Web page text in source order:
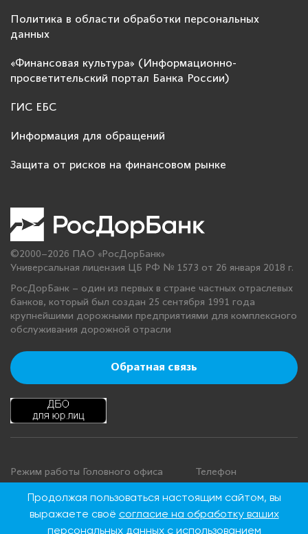
Политика в области обработки персональных
данных
«Финансовая культура» (Информационно-
просветительский портал Банка России)
ГИС ЕБС
Информация для обращений
Защита от рисков на финансовом рынке
©2000–2026 ПАО «РосДорБанк»
Универсальная лицензия ЦБ РФ № 1573 от 26 января 2018 г.
РосДорБанк – один из первых в стране частных отраслевых
банков, который был создан 25 сентября 1991 года
крупнейшими дорожными предприятиями для комплексного
обслуживания дорожной отрасли
Обратная связь
Режим работы Головного офиса
Понедельник - четверг: с 9:00 до
18:00
Телефон
+7 495 276 00 22
8 800 100 00 22
Продолжая пользоваться настоящим сайтом, вы
выражаете своё согласие на обработку ваших
персональных данныхс использованием